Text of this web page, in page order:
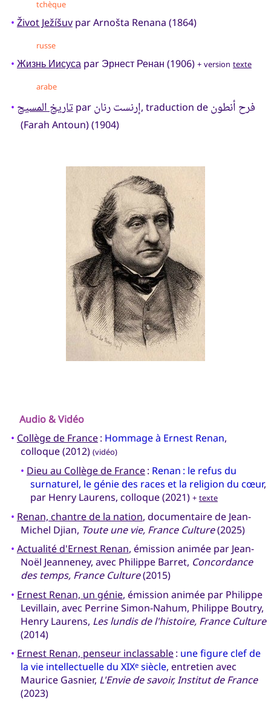
tchèque
• Život Ježíšuvpar Arnošta Renana (1864)
russe
• Жизнь Иисусаpar Эрнест Ренан (1906) + version texte
arabe
• تاريخ المسيح par إرنست رنان, traduction de فرح أنطون
(Farah Antoun) (1904)
Audio & Vidéo
• Collège de France: Hommage à Ernest Renan,
colloque (2012) (vidéo)
• Dieu au Collège de France: Renan : le refus du
surnaturel, le génie des races et la religion du cœur,
par Henry Laurens, colloque (2021) + texte
• Renan, chantre de la nation, documentaire de Jean-
Michel Djian, Toute une vie, France Culture(2025)
• Actualité d'Ernest Renan, émission animée par Jean-
Noël Jeanneney, avec Philippe Barret, Concordance
des temps, France Culture(2015)
• Ernest Renan, un génie, émission animée par Philippe
Levillain, avec Perrine Simon-Nahum, Philippe Boutry,
Henry Laurens, Les lundis de l'histoire, France Culture
(2014)
• Ernest Renan, penseur inclassable: une figure clef de
la vie intellectuelle du XIXesiècle, entretien avec
Maurice Gasnier, L'Envie de savoir, Institut de France
(2023)